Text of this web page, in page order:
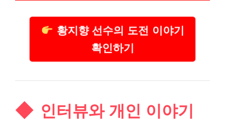
황지향 선수의 도전 이야기
확인하기
인터뷰와 개인 이야기